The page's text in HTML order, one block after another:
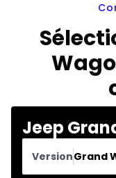
Jeep
VersionGrand